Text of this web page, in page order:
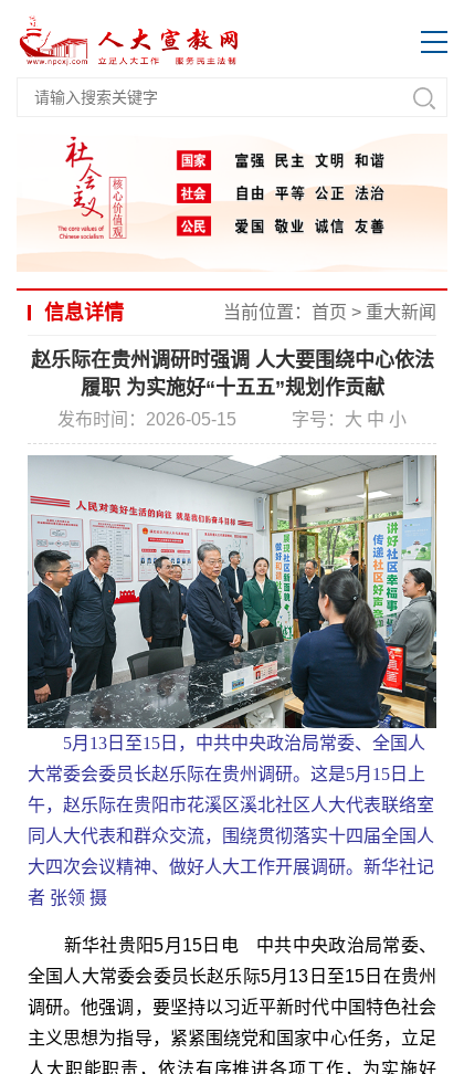
信息详情 当前位置： 首页 > 重大新闻
赵乐际在贵州调研时强调 人大要围绕中心依法
履职 为实施好“十五五”规划作贡献
发布时间：2026-05-15 字号： 大 中 小
5月13日至15日，中共中央政治局常委、全国人
大常委会委员长赵乐际在贵州调研。这是5月15日上
午，赵乐际在贵阳市花溪区溪北社区人大代表联络室
同人大代表和群众交流，围绕贯彻落实十四届全国人
大四次会议精神、做好人大工作开展调研。新华社记
者 张领 摄
新华社贵阳5月15日电 中共中央政治局常委、
全国人大常委会委员长赵乐际5月13日至15日在贵州
调研。他强调，要坚持以习近平新时代中国特色社会
主义思想为指导，紧紧围绕党和国家中心任务，立足
人大职能职责，依法有序推进各项工作，为实施好